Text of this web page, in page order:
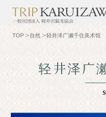
黑 绿
TOP 自然 轻井泽广濑千住美术馆
轻井泽广